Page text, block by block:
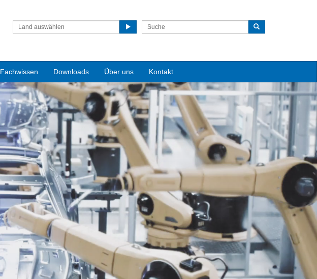
Land auswählen
Fachwissen Downloads Über uns Kontakt